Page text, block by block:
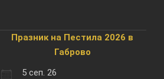
Празник на Пестила 2026 в
Габрово
5 сеп. 26